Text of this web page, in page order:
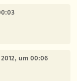
um 00:06